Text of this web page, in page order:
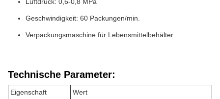
Geschwindigkeit: 60 Packungen/min.
Verpackungsmaschine für Lebensmittelbehälter
Technische Parameter:
Eigenschaft Wert